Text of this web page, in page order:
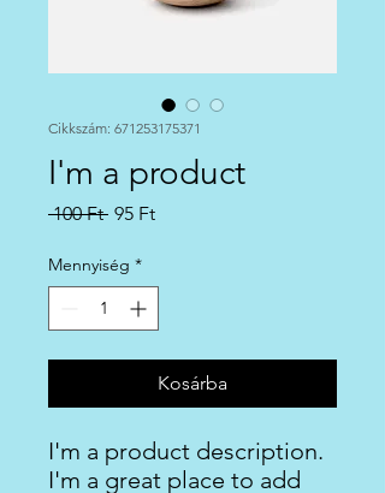
Cikkszám: 671253175371
I'm a product
100 Ft Szokásos
95 FtAkciós
Mennyiség *
Kosárba
I'm a product description.
I'm a great place to add